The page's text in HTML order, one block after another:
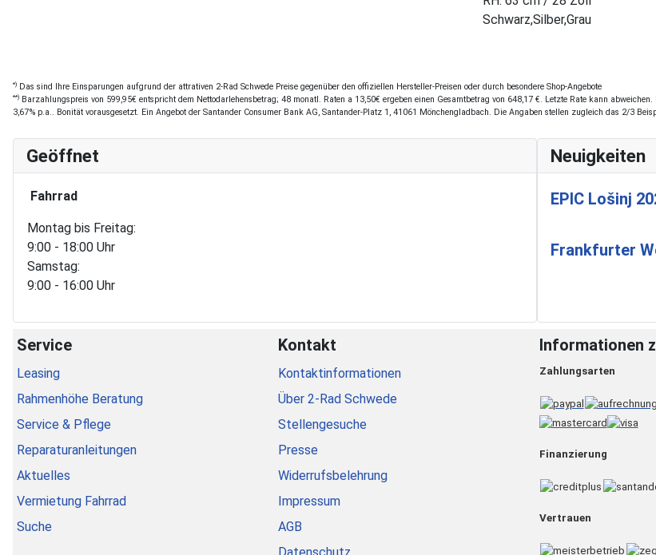
Schwarz,Silber,Grau
*) Das sind Ihre Einsparungen aufgrund der attrativen 2-Rad Schwede Preise gegenüber den offiziellen Hersteller-Preisen oder durch besondere Shop-Angebote
**) Barzahlungspreis von 599,95€ entspricht dem Nettodarlehensbetrag; 48 monatl. Raten a 13,50€ ergeben einen Gesamtbetrag von 648,17 €. Letzte Rate kann
3,67% p.a.. Bonität vorausgesetzt. Ein Angebot der Santander Consumer Bank AG, Santander-Platz 1, 41061 Mönchengladbach. Die Angaben stellen zugleich das 2/3
Geöffnet
Fahrrad
Montag bis Freitag:
9:00 - 18:00 Uhr
Samstag:
9:00 - 16:00 Uhr
Neuigkeiten
EPIC Lošinj
Frankfurter
Service
Leasing
Rahmenhöhe Beratung
Service & Pflege
Reparaturanleitungen
Aktuelles
Vermietung Fahrrad
Suche
Kontakt
Kontaktinformationen
Über 2-Rad Schwede
Stellengesuche
Presse
Widerrufsbelehrung
Impressum
AGB
Informationen
Zahlungsarten
Finanzierung
Vertrauen